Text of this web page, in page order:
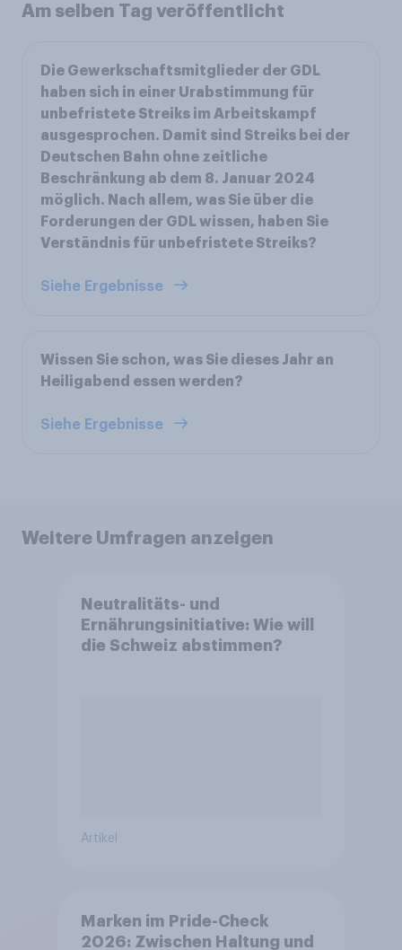
Am selben Tag veröffentlicht
Die Gewerkschaftsmitglieder der GDL
haben sich in einer Urabstimmung für
unbefristete Streiks im Arbeitskampf
ausgesprochen. Damit sind Streiks bei der
Deutschen Bahn ohne zeitliche
Beschränkung ab dem 8. Januar 2024
möglich. Nach allem, was Sie über die
Forderungen der GDL wissen, haben Sie
Verständnis für unbefristete Streiks?
Siehe Ergebnisse
Wissen Sie schon, was Sie dieses Jahr an
Heiligabend essen werden?
Siehe Ergebnisse
Weitere Umfragen anzeigen
Neutralitäts- und
Ernährungsinitiative: Wie will
die Schweiz abstimmen?
Artikel
Marken im Pride-Check
2026: Zwischen Haltung und